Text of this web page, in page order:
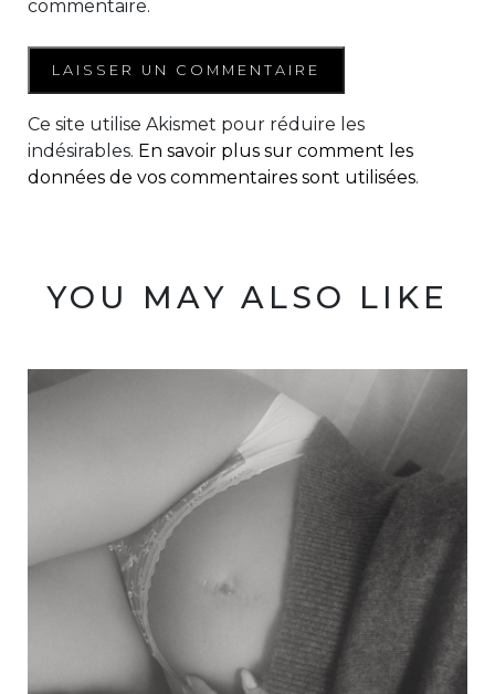
commentaire.
Ce site utilise Akismet pour réduire les
indésirables. En savoir plus sur comment les
données de vos commentaires sont utilisées.
YOU MAY ALSO LIKE